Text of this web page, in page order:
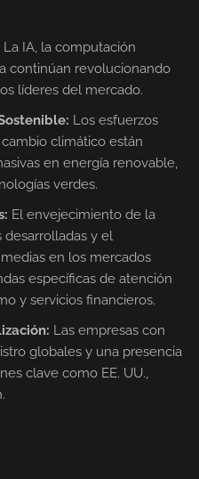
La IA, la computación
continúan revolucionando
líderes del mercado.
Los esfuerzos
climático están
en energía renovable,
verdes.
El envejecimiento de la
desarrolladas y el
en los mercados
específicas de atención
y servicios financieros.
Las empresas con
globales y una presencia
clave como EE. UU.,